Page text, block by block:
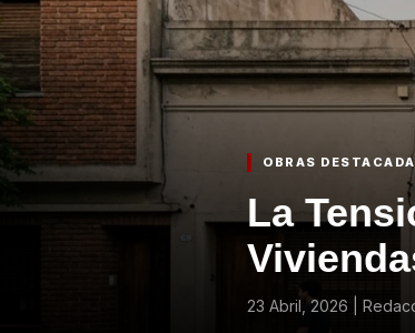
OBRAS
La
23 Abril, 2026